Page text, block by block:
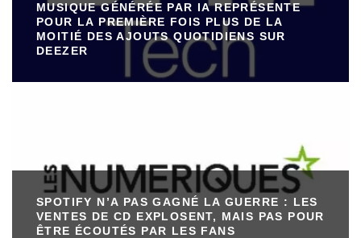
MUSIQUE GÉNÉRÉE PAR IA REPRÉSENTE
POUR LA PREMIÈRE FOIS PLUS DE LA
MOITIÉ DES AJOUTS QUOTIDIENS SUR
DEEZER
SPOTIFY N’A PAS GAGNÉ LA GUERRE : LES
VENTES DE CD EXPLOSENT, MAIS PAS POUR
ÊTRE ÉCOUTÉS PAR LES FANS